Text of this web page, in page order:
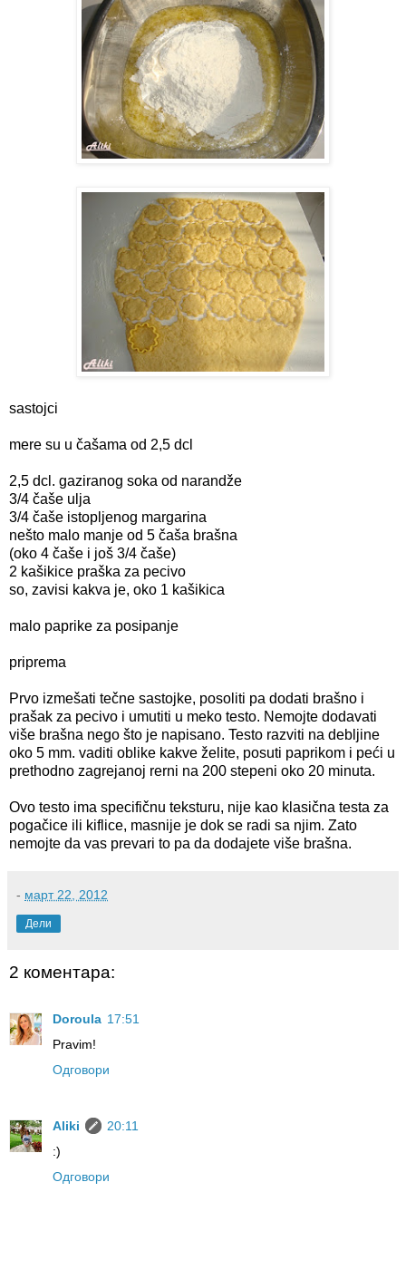
sastojci
mere su u čašama od 2,5 dcl
2,5 dcl. gaziranog soka od narandže
3/4 čaše ulja
3/4 čaše istopljenog margarina
nešto malo manje od 5 čaša brašna
(oko 4 čaše i još 3/4 čaše)
2 kašikice praška za pecivo
so, zavisi kakva je, oko 1 kašikica
malo paprike za posipanje
priprema
Prvo izmešati tečne sastojke, posoliti pa dodati brašno i
prašak za pecivo i umutiti u meko testo. Nemojte dodavati
više brašna nego što je napisano. Testo razviti na debljine
oko 5 mm. vaditi oblike kakve želite, posuti paprikom i peći u
prethodno zagrejanoj rerni na 200 stepeni oko 20 minuta.
Ovo testo ima specifičnu teksturu, nije kao klasična testa za
pogačice ili kiflice, masnije je dok se radi sa njim. Zato
nemojte da vas prevari to pa da dodajete više brašna.
- март 22, 2012
Дели
2 коментара:
Doroula 17:51
Pravim!
Одговори
Aliki
20:11
:)
Одговори